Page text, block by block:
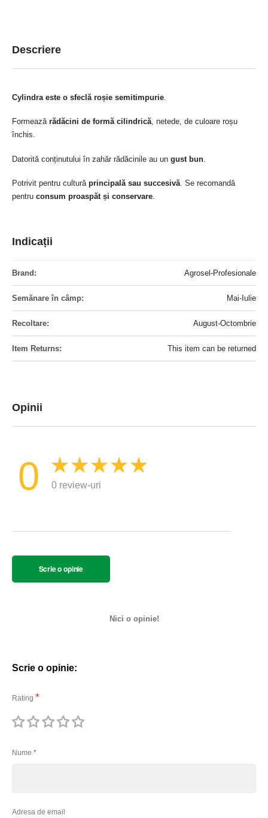
Descriere
Cylindra este o sfeclă roșie semitimpurie
Formeazărădăcini de formă cilindrică, netede, de culoare roșu
închis.
Datorită conținutului în zahăr rădăcinile au un gust bun
Potrivit pentru cultură principală sau succesivă. Se recomandă
pentru consum proaspăt și conservare.
Indicații
Agrosel-Profesionale
Mai-Iulie
August-Octombrie
This item can be returned
Opinii
0 0 review-uri
Scrie o opinie
Nici o opinie!
Scrie o opinie:
Rating
Nume
Adresa de email